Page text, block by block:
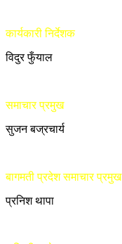
कार्यकारी निर्देशक
विदुर फुँयाल
समाचार प्रमुख
सुजन बज्रचार्य
बागमती प्रदेश समाचार प्रमुख
प्रनिश थापा